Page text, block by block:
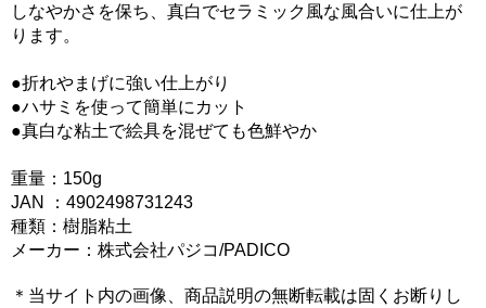
しなやかさを保ち、真白でセラミック風な風合いに仕上が
ります。
●折れやまげに強い仕上がり
●ハサミを使って簡単にカット
●真白な粘土で絵具を混ぜても色鮮やか
重量：150g
JAN ：4902498731243
種類：樹脂粘土
メーカー：株式会社パジコ/PADICO
＊当サイト内の画像、商品説明の無断転載は固くお断りし